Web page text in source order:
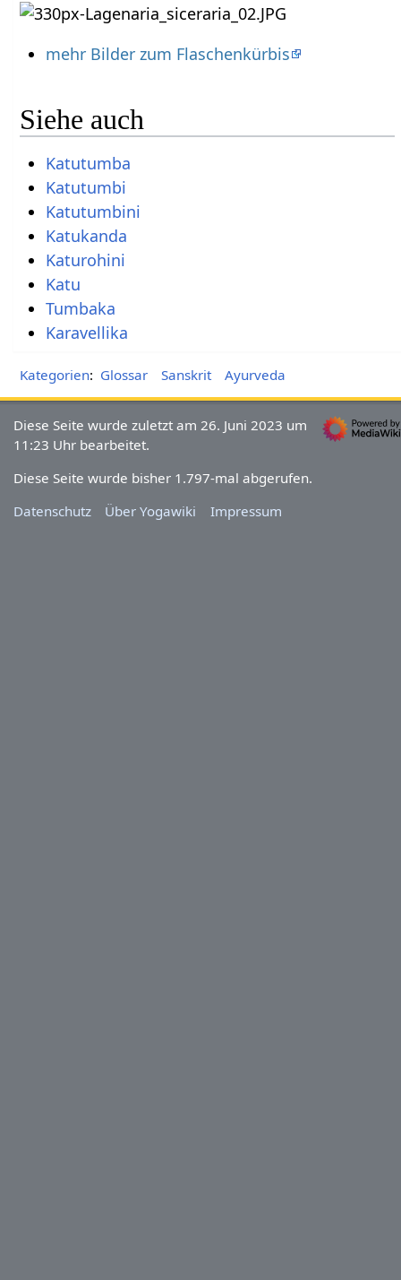
mehr Bilder zum Flaschenkürbis
Siehe auch
Katutumba
Katutumbi
Katutumbini
Katukanda
Katurohini
Katu
Tumbaka
Karavellika
Kategorien: Glossar Sanskrit Ayurveda
Diese Seite wurde zuletzt am 26. Juni 2023 um
11:23 Uhr bearbeitet.
Diese Seite wurde bisher 1.797-mal abgerufen.
Datenschutz
Über Yogawiki Impressum